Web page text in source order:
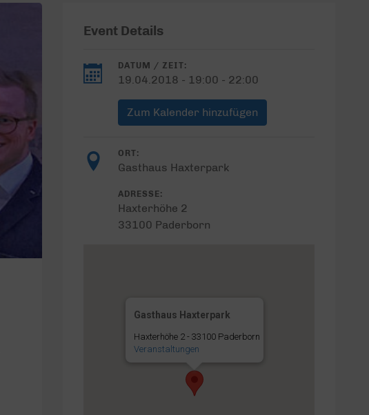
Event Details
DATUM / ZEIT:
19.04.2018 - 19:00 - 22:00
Zum Kalender hinzufügen
ORT:
Gasthaus Haxterpark
ADRESSE:
Haxterhöhe 2
33100 Paderborn
Gasthaus Haxterpark
Haxterhöhe 2 - 33100 Paderborn
Veranstaltungen